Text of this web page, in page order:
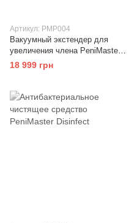
Артикул: PMP004
Вакуумный экстендер для
увеличения члена PeniMaster
PRO Premium, содержит
18 999 грн